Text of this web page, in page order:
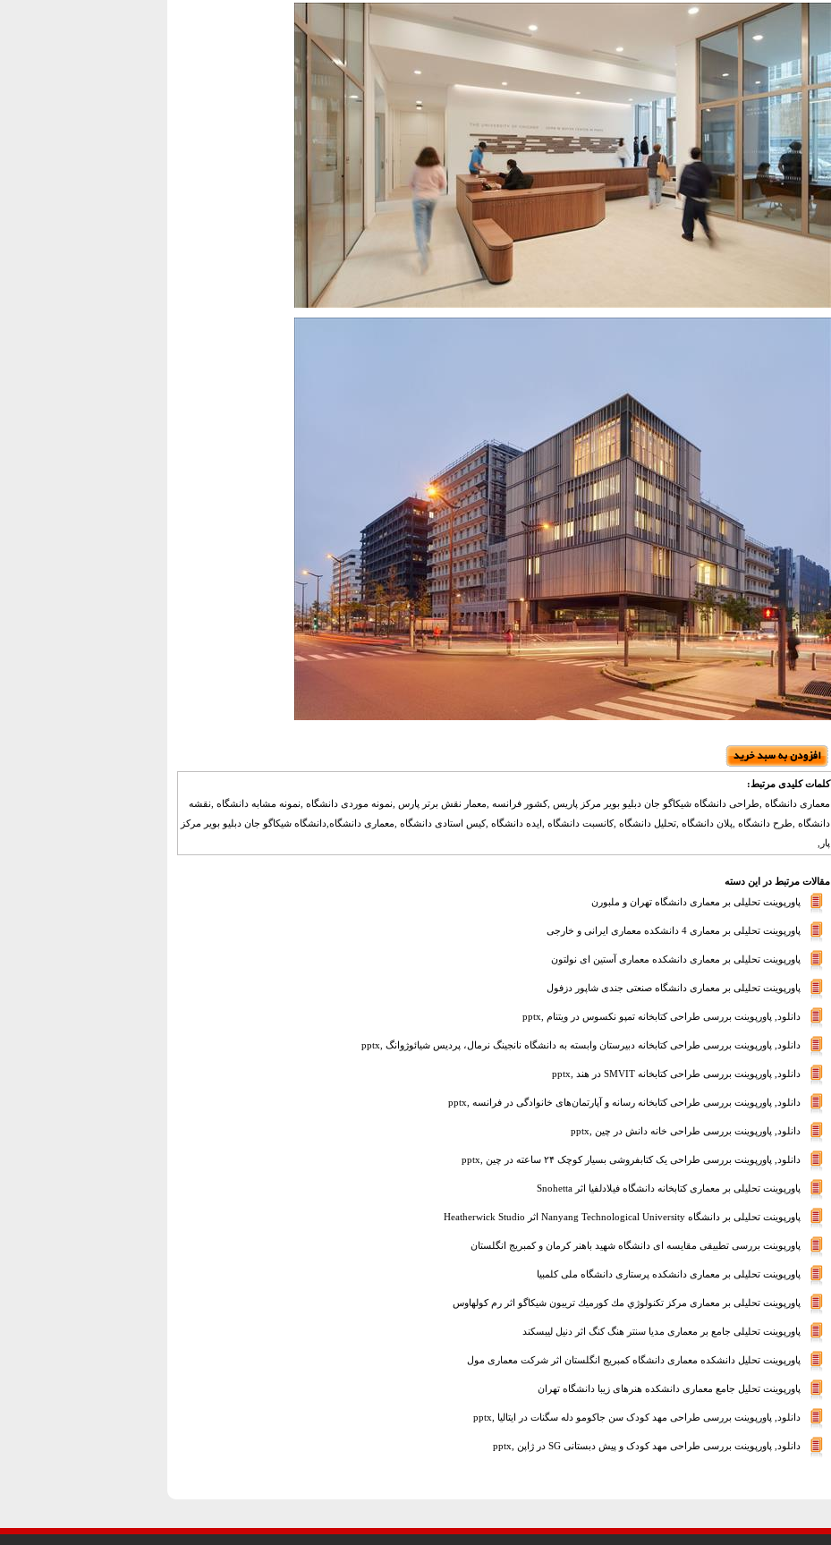
کلمات کلیدی مرتبط:
معماری دانشگاه ,طراحی دانشگاه شیکاگو جان دبلیو بویر مرکز پاریس ,کشور فرانسه ,معمار نقش برتر پارس ,نمونه موردی دانشگاه ,نمونه مشابه دانشگاه ,نقشه
دانشگاه ,طرح دانشگاه ,پلان دانشگاه ,تحلیل دانشگاه ,کانسبت دانشگاه ,ایده دانشگاه ,کیس استادی دانشگاه ,معماری دانشگاه,دانشگاه شیکاگو جان دبلیو بویر مرکز
پار,
مقالات مرتبط در این دسته
پاورپوینت تحلیلی بر معماری دانشگاه تهران و ملبورن
پاورپوینت تحلیلی بر معماری 4 دانشکده معماری ایرانی و خارجی
پاورپوینت تحلیلی بر معماری دانشکده معماری آستین ای نولتون
پاورپوینت تحلیلی بر معماری دانشگاه صنعتی جندی شاپور دزفول
دانلود, پاورپوینت بررسی طراحی کتابخانه تمپو نکسوس در ویتنام ,pptx
دانلود, پاورپوینت بررسی طراحی کتابخانه دبیرستان وابسته به دانشگاه نانجینگ نرمال، پردیس شیائوژوانگ ,pptx
دانلود, پاورپوینت بررسی طراحی کتابخانه SMVIT در هند ,pptx
دانلود, پاورپوینت بررسی طراحی کتابخانه رسانه و آپارتمان‌های خانوادگی در فرانسه ,pptx
دانلود, پاورپوینت بررسی طراحی خانه دانش در چین ,pptx
دانلود, پاورپوینت بررسی طراحی یک کتابفروشی بسیار کوچک ۲۴ ساعته در چین ,pptx
پاورپوینت تحلیلی بر معماری کتابخانه دانشگاه فیلادلفیا اثر Snohetta
پاورپوینت تحلیلی بر دانشگاه Nanyang Technological University اثر Heatherwick Studio
پاورپوینت بررسی تطبیقی مقایسه ای دانشگاه شهید باهنر کرمان و کمبریج انگلستان
پاورپوینت تحلیلی بر معماری دانشکده پرستاری دانشگاه ملی کلمبیا
پاورپوینت تحلیلی بر معماری مركز تكنولوژي مك كورميك تريبون شيكاگو اثر رم كولهاوس
پاورپوینت تحلیلی جامع بر معماری مدیا سنتر هنگ کنگ اثر دنیل لیبسکند
پاورپوینت تحلیل دانشکده معماری دانشگاه کمبریج انگلستان اثر شرکت معماری مول
پاورپوینت تحلیل جامع معماری دانشکده هنرهای زیبا دانشگاه تهران
دانلود, پاورپوینت بررسی طراحی مهد کودک سن جاکومو دله سگنات در ایتالیا ,pptx
دانلود, پاورپوینت بررسی طراحی مهد کودک و پیش دبستانی SG در ژاپن ,pptx